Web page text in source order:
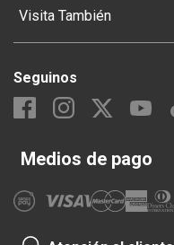
Visita También
Seguinos
Medios de pago